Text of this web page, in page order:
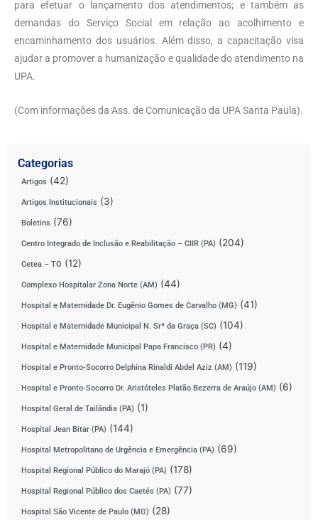
para efetuar o lançamento dos atendimentos; e também as
demandas do Serviço Social em relação ao acolhimento e
encaminhamento dos usuários. Além disso, a capacitação visa
ajudar a promover a humanização e qualidade do atendimento na
UPA.
(Com informações da Ass. de Comunicação da UPA Santa Paula).
Categorias
Artigos (42)
Artigos Institucionais (3)
Boletins (76)
Centro Integrado de Inclusão e Reabilitação – CIIR (PA) (204)
Cetea – TO (12)
Complexo Hospitalar Zona Norte (AM) (44)
Hospital e Maternidade Dr. Eugênio Gomes de Carvalho (MG) (41)
Hospital e Maternidade Municipal N. Srª da Graça (SC) (104)
Hospital e Maternidade Municipal Papa Francisco (PR) (4)
Hospital e Pronto-Socorro Delphina Rinaldi Abdel Aziz (AM) (119)
Hospital e Pronto-Socorro Dr. Aristóteles Platão Bezerra de Araújo (AM) (6)
Hospital Geral de Tailândia (PA) (1)
Hospital Jean Bitar (PA) (144)
Hospital Metropolitano de Urgência e Emergência (PA) (69)
Hospital Regional Público do Marajó (PA) (178)
Hospital Regional Público dos Caetés (PA) (77)
Hospital São Vicente de Paulo (MG) (28)